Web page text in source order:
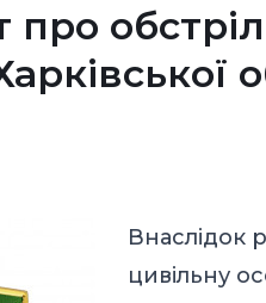
Внаслідок
цивільну